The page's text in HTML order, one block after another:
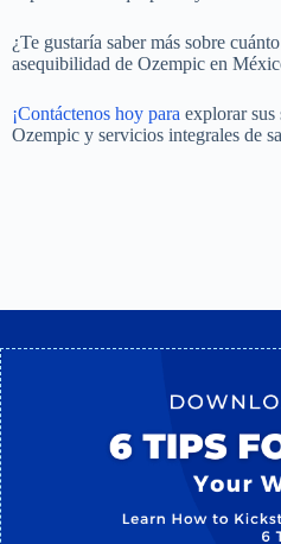
¿Te gustaría saber más sobre
asequibilidad de Ozempic en
¡Contáctenos hoy para explorar sus
Ozempic y servicios integrales de